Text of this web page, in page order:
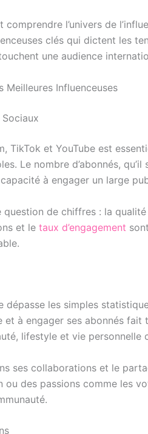
l’univers de
clés qui dictent les
une audience
Meilleures Influenceuses
TikTok et YouTube est
Le nombre d’abonnés,
à engager un large
question de chiffres : la
et le taux d’engagement
dépasse les simples
et à engager ses abonnés fait
lifestyle et vie personnelle
ses collaborations et le
ou des passions comme les